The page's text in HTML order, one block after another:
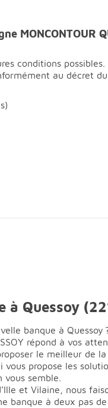
MONCONTOUR
conditions possibles.
au décret
à Quessoy
banque à Quessoy
répond à vos
le meilleur de
vous propose les
semble.
et Vilaine, nous
banque à deux pas